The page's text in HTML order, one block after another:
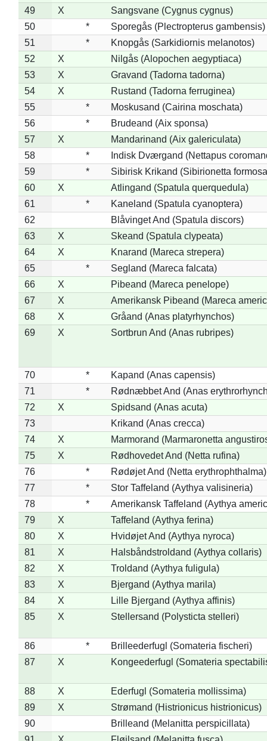
49
X
Sangsvane (Cygnus cygnus)
50
*
Sporegås (Plectropterus gambensis)
51
*
Knopgås (Sarkidiornis melanotos)
52
X
Nilgås (Alopochen aegyptiaca)
53
X
Gravand (Tadorna tadorna)
54
X
Rustand (Tadorna ferruginea)
55
*
Moskusand (Cairina moschata)
56
*
Brudeand (Aix sponsa)
57
X
Mandarinand (Aix galericulata)
58
*
Indisk Dværgand (Nettapus
59
*
Sibirisk Krikand (Sibirionetta
60
X
Atlingand (Spatula querquedula)
61
*
Kaneland (Spatula cyanoptera)
62
Blåvinget And (Spatula discors)
63
X
Skeand (Spatula clypeata)
64
X
Knarand (Mareca strepera)
65
*
Segland (Mareca falcata)
66
X
Pibeand (Mareca penelope)
67
X
Amerikansk Pibeand (Mareca
68
X
Gråand (Anas platyrhynchos)
69
X Sortbrun And (Anas rubripes)
70 *
Kapand (Anas capensis)
71
*
Rødnæbbet And (Anas
72
X
Spidsand (Anas acuta)
73
Krikand (Anas crecca)
74
X
Marmorand (Marmaronetta
75
X
Rødhovedet And (Netta rufina)
76
*
Rødøjet And (Netta erythrophthalma)
77
*
Stor Taffeland (Aythya valisineria)
78
*
Amerikansk Taffeland (Aythya
79
X
Taffeland (Aythya ferina)
80
X
Hvidøjet And (Aythya nyroca)
81
X
Halsbåndstroldand (Aythya collaris)
82
X
Troldand (Aythya fuligula)
83
X
Bjergand (Aythya marila)
84
X
Lille Bjergand (Aythya affinis)
85
X Stellersand (Polysticta stelleri)
86 *
Brilleederfugl (Somateria fischeri)
87
X Kongeederfugl (Somateria
88 X
Ederfugl (Somateria mollissima)
89
X
Strømand (Histrionicus histrionicus)
90
Brilleand (Melanitta perspicillata)